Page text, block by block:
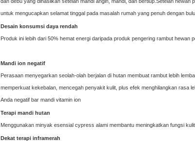
untuk mengucapkan selamat tinggal pada masalah rumah yang penuh dengan bulu.
Desain konsumsi daya rendah
Produk ini lebih dari 50% hemat energi daripada produk pengering rambut
Mandi ion negatif
Perasaan menyegarkan seolah-olah berjalan di hutan membuat rambut lebih
memperkuat kekebalan, mencegah penyakit kulit, plus efek menghilangkan rasa
Anda negatif bar mandi vitamin ion
Terapi mandi hutan
Menggunakan minyak esensial cypress alami membantu meningkatkan fungsi
Dekat terapi inframerah